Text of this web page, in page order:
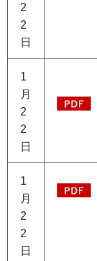
2
2
日
1
月
2
2
日
1
月
2
2
日